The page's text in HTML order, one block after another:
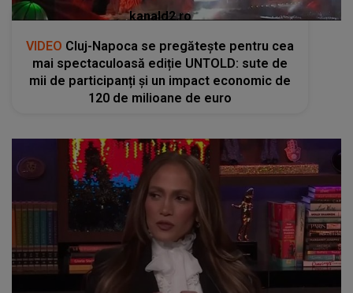
kanald2.ro
VIDEO Cluj-Napoca se pregătește pentru cea
mai spectaculoasă ediție UNTOLD: sute de
mii de participanți și un impact economic de
120 de milioane de euro